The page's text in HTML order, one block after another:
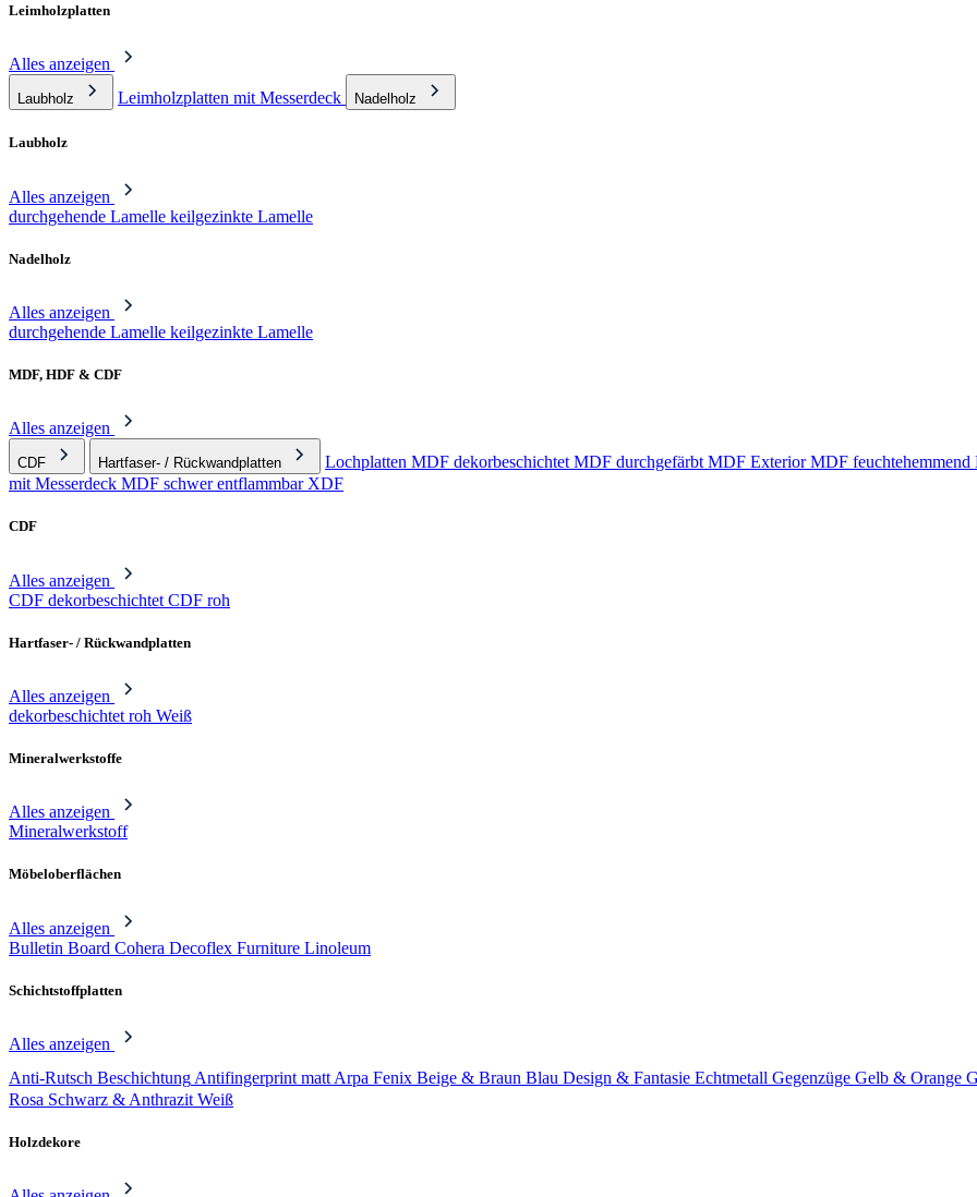
Leimholzplatten
Alles anzeigen
Laubholz Leimholzplatten mit Messerdeck Nadelholz
Laubholz
Alles anzeigen
durchgehende Lamelle keilgezinkte Lamelle
Nadelholz
Alles anzeigen
durchgehende Lamelle keilgezinkte Lamelle
MDF, HDF & CDF
Alles anzeigen
CDF Hartfaser- / Rückwandplatten Lochplatten MDF dekorbeschichtet MDF durchgefärbt MDF Exterior MDF feuchtehemmend
mit Messerdeck MDF schwer entflammbar XDF
CDF
Alles anzeigen
CDF dekorbeschichtet CDF roh
Hartfaser- / Rückwandplatten
Alles anzeigen
dekorbeschichtet roh Weiß
Mineralwerkstoffe
Alles anzeigen
Mineralwerkstoff
Möbeloberflächen
Alles anzeigen
Bulletin Board Cohera Decoflex Furniture Linoleum
Schichtstoffplatten
Alles anzeigen
Anti-Rutsch Beschichtung Antifingerprint matt Arpa Fenix Beige & Braun Blau Design & Fantasie Echtmetall Gegenzüge Gelb & Orange
Rosa Schwarz & Anthrazit Weiß
Holzdekore